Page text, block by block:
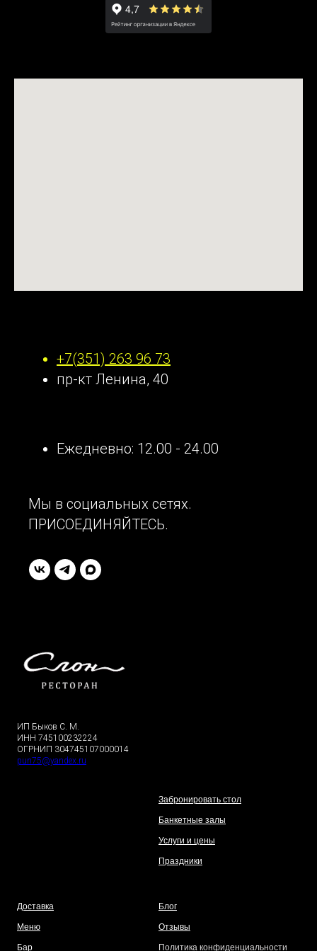
+7(351) 263 96 73
пр-кт Ленина, 40
Ежедневно: 12.00 - 24.00
Мы в социальных сетях.
ПРИСОЕДИНЯЙТЕСЬ.
ИП Быков С. М.
ИНН 745100232224
ОГРНИП 304745107000014
pun75@yandex.ru
Забронировать стол
Банкетные залы
Услуги и цены
Праздники
Доставка
Меню
Бар
Блог
Отзывы
Политика конфиденциальности